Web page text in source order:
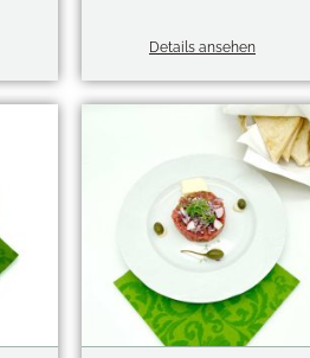
Details ansehen